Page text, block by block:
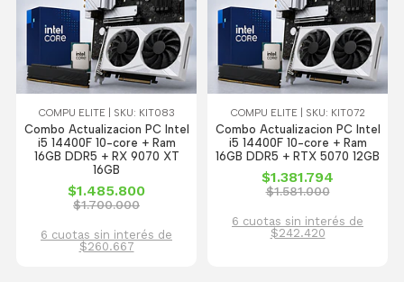
COMPU ELITE | SKU: KIT083
Combo Actualizacion PC Intel
i5 14400F 10-core + Ram
16GB DDR5 + RX 9070 XT
16GB
$1.485.800
$1.700.000
6 cuotas sin interés de
$260.667
COMPU ELITE | SKU: KIT072
Combo Actualizacion PC Intel
i5 14400F 10-core + Ram
16GB DDR5 + RTX 5070 12GB
$1.381.794
$1.581.000
6 cuotas sin interés de
$242.420